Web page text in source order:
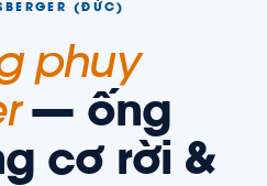
(ĐỨC)
phuy
— ống
cơ rời &